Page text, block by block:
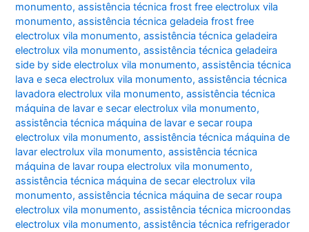
monumento,assistência técnica frost free electrolux vila
monumento,assistência técnica geladeia frost free
electrolux vila monumento,assistência técnica geladeira
electrolux vila monumento,assistência técnica geladeira
side by side electrolux vila monumento,assistência técnica
lava e seca electrolux vila monumento,assistência técnica
lavadora electrolux vila monumento,assistência técnica
máquina de lavar e secar electrolux vila monumento,
assistência técnica máquina de lavar e secar roupa
electrolux vila monumento,assistência técnica máquina de
lavar electrolux vila monumento,assistência técnica
máquina de lavar roupa electrolux vila monumento,
assistência técnica máquina de secar electrolux vila
monumento,assistência técnica máquina de secar roupa
electrolux vila monumento,assistência técnica microondas
electrolux vila monumento,assistência técnica refrigerador